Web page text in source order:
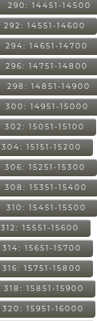
290: 14451-14500
292: 14551-14600
294: 14651-14700
296: 14751-14800
298: 14851-14900
300: 14951-15000
302: 15051-15100
304: 15151-15200
306: 15251-15300
308: 15351-15400
310: 15451-15500
312: 15551-15600
314: 15651-15700
316: 15751-15800
318: 15851-15900
320: 15951-16000